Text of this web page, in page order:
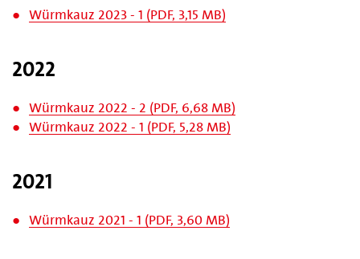
Würmkauz 2023 - 1 (PDF, 3,15 MB)
2022
Würmkauz 2022 - 2 (PDF, 6,68 MB)
Würmkauz 2022 - 1 (PDF, 5,28 MB)
2021
Würmkauz 2021 - 1 (PDF, 3,60 MB)